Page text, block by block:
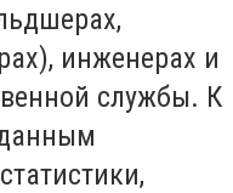
инженерах и
службы. К